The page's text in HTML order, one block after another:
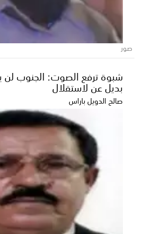
المعلم: يهني التوم بافقير
الريادة كلية الطب
هنى الإعلامي محضار المعلم الدكتور
بافقير وذالك بمناسبة تخرجه من جامعةصور
شبوة ترفع الصوت: الجنوب لن
بديل عن لاستقلال
صالح الدويل باراس